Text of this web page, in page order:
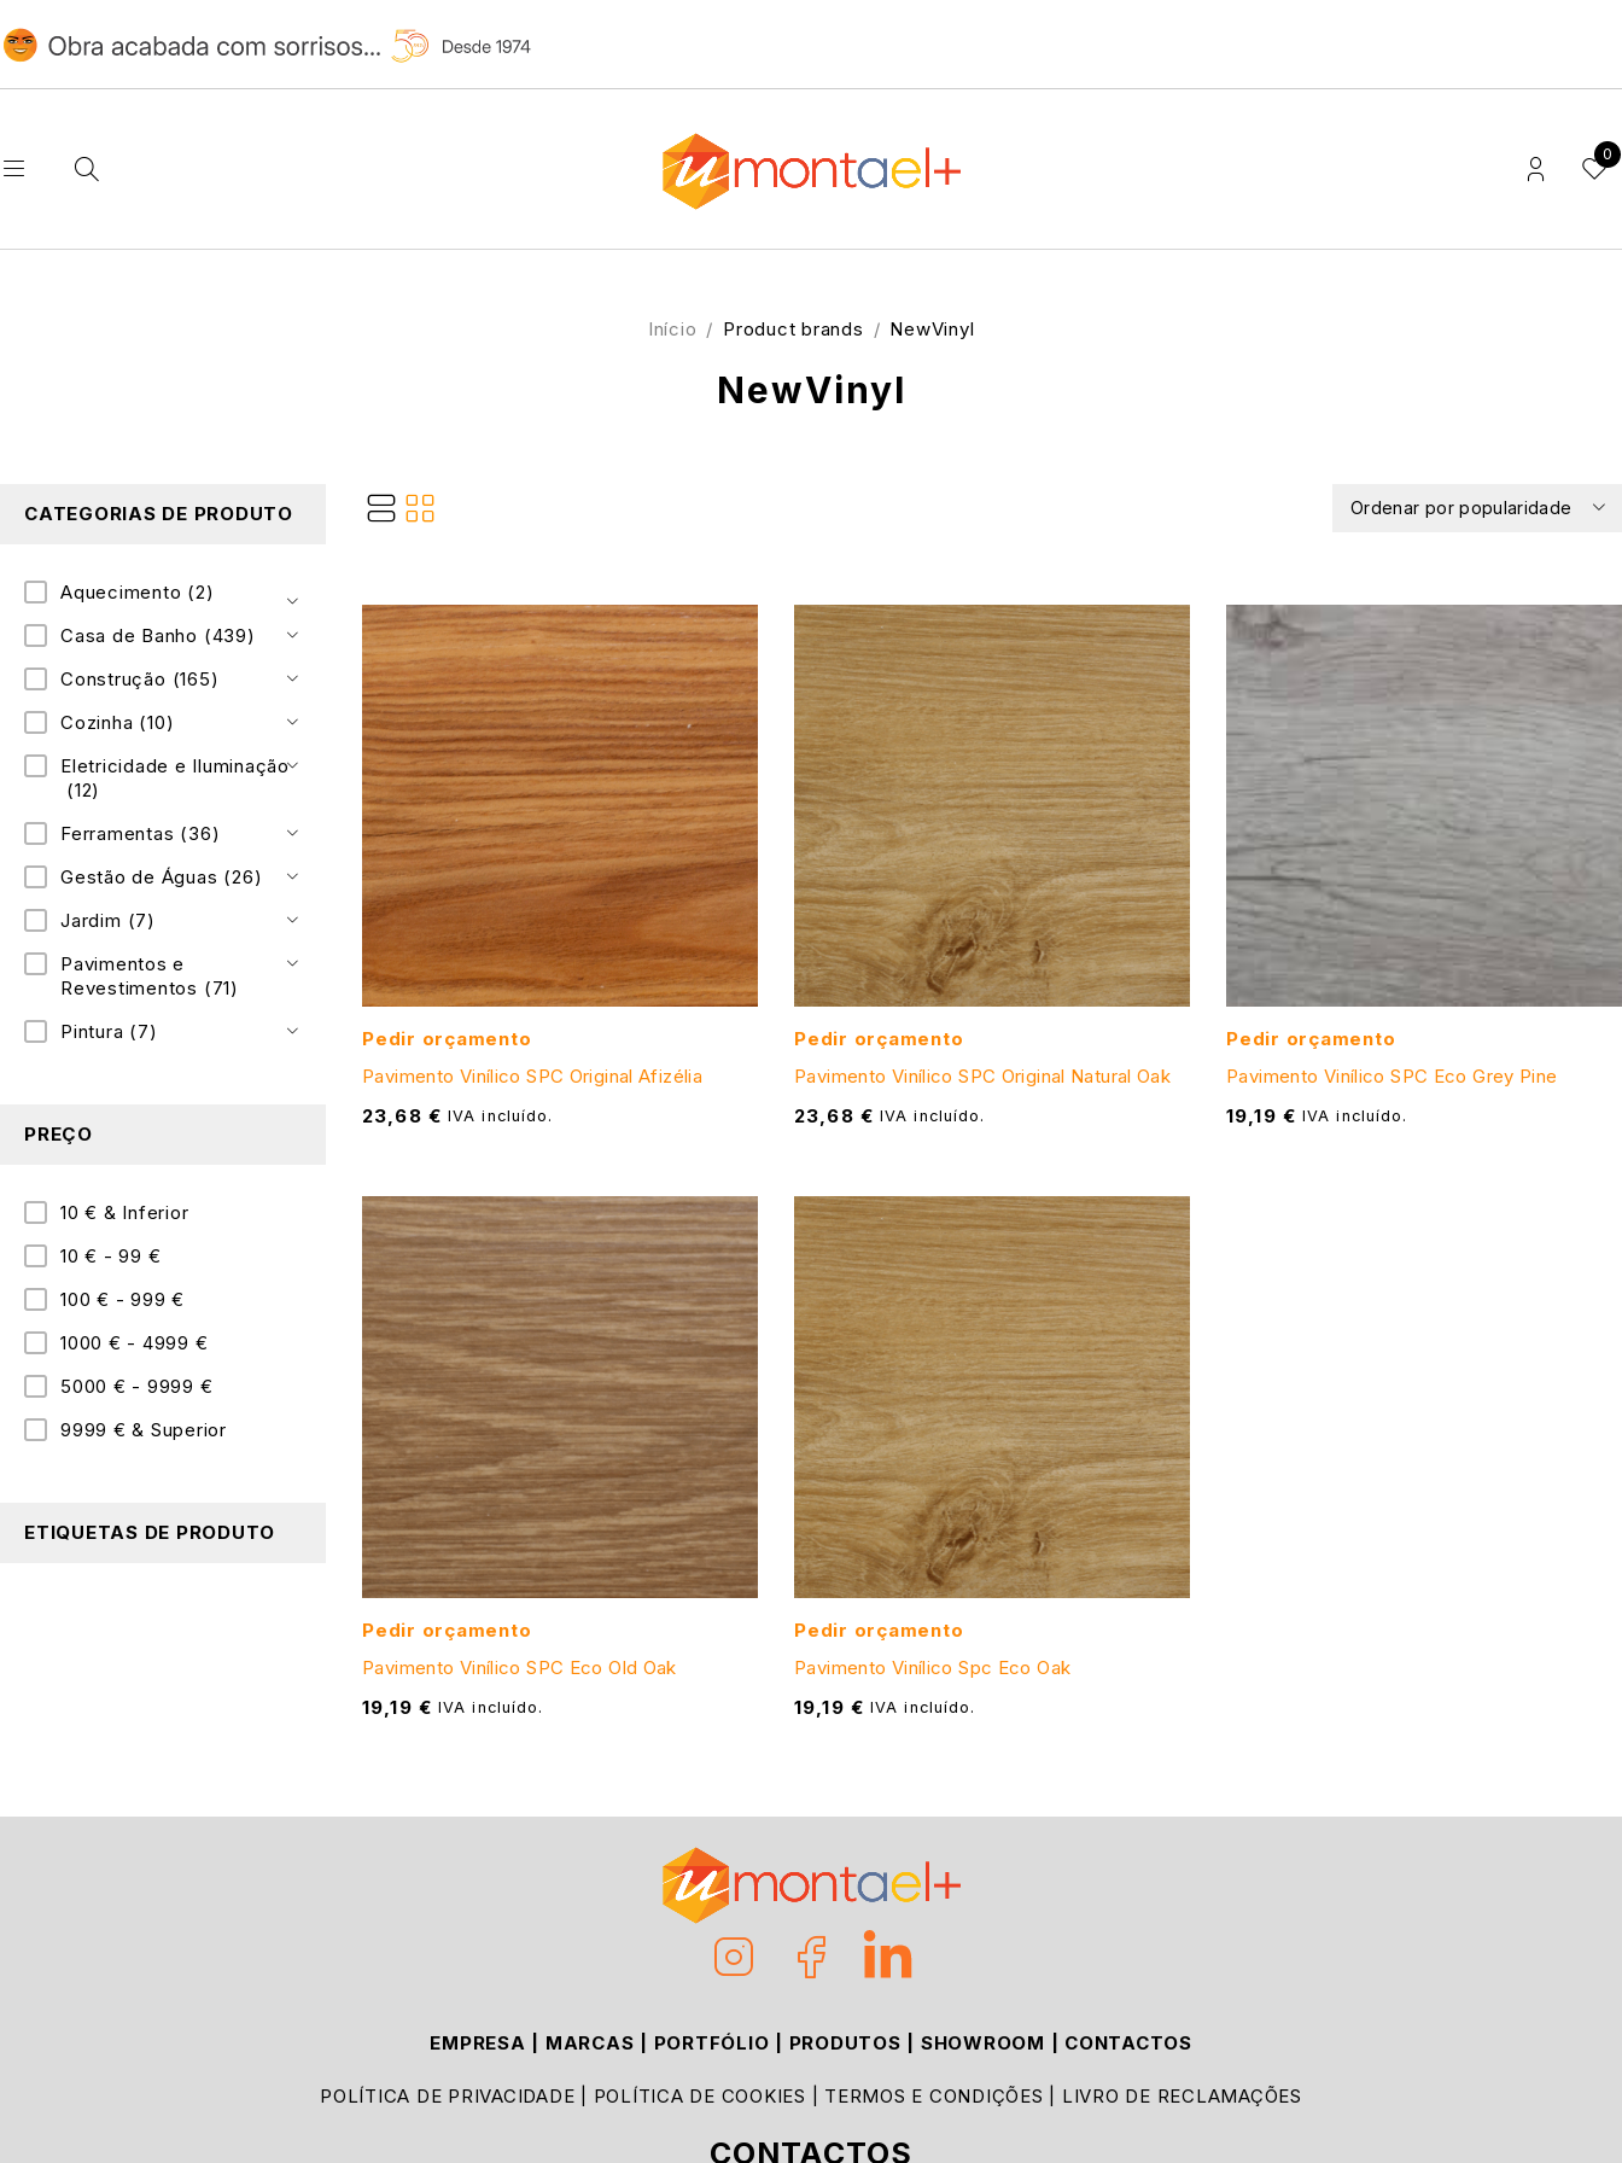
0
NewVinyl
Início / Product brands / NewVinyl
CATEGORIAS DE PRODUTO
Aquecimento (2)
Casa de Banho (439)
Construção (165)
Cozinha (10)
Eletricidade e Iluminação
(12)
Ferramentas (36)
Gestão de Águas (26)
Jardim (7)
Pavimentos e
Revestimentos (71)
Pintura (7)
PREÇO
10 € & Inferior
10 € - 99 €
100 € - 999 €
1000 € - 4999 €
5000 € - 9999 €
9999 € & Superior
ETIQUETAS DE PRODUTO
Ordenar por popularidade
Pedir orçamento
Pavimento Vinílico SPC Original Afizélia
23,68 € IVA incluído.
Pedir orçamento
Pavimento Vinílico SPC Original Natural Oak
23,68 € IVA incluído.
Pedir orçamento
Pavimento Vinílico SPC Eco Grey Pine
19,19 € IVA incluído.
Pedir orçamento
Pavimento Vinílico SPC Eco Old Oak
19,19 € IVA incluído.
Pedir orçamento
Pavimento Vinílico Spc Eco Oak
19,19 € IVA incluído.
EMPRESA MARCAS PORTFÓLIO PRODUTOS SHOWROOM CONTACTOS
POLÍTICA DE PRIVACIDADE POLÍTICA DE COOKIES TERMOS E CONDIÇÕES LIVRO DE RECLAMAÇÕES
CONTACTOS